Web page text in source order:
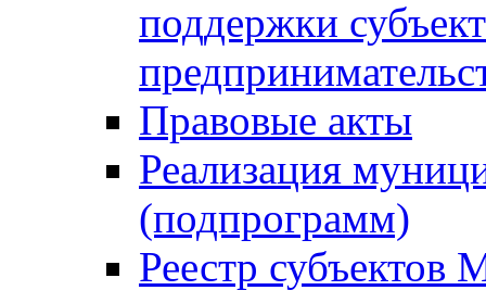
поддержки
Правовые акты
Реализация
(подпрограмм)
Реестр